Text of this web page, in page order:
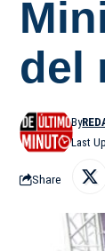
del
Last
By
Share